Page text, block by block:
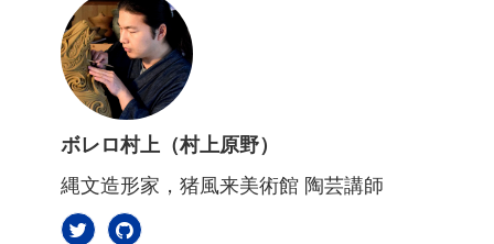
ボレロ村上（村上原野）
縄文造形家，猪風来美術館 陶芸講師